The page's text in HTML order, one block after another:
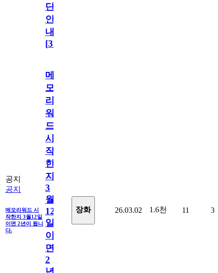
단
안
내
[31
공지
공지
메모리워드 시
작한지 3월12일
이면 2년이 됩니
다.
메
모
리
워
드
시
작
한
지
3
월
12
일
이
면
2
장화 26.03.02 1.6천 11 3